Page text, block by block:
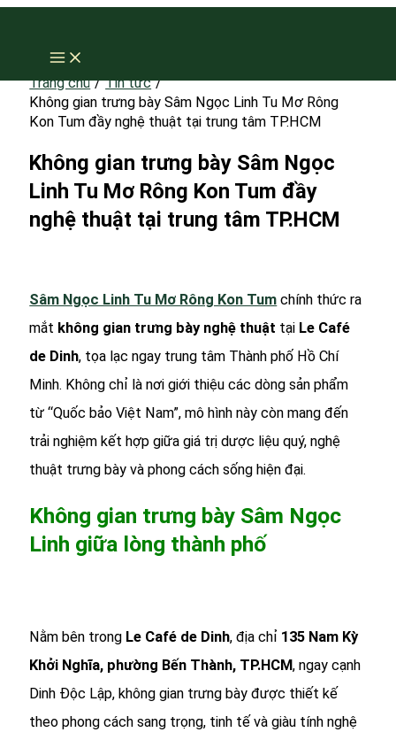
nội
dung
Trang chủ
Tin tức
Không gian trưng bày Sâm Ngọc Linh Tu Mơ Rông
Kon Tum đầy nghệ thuật tại trung tâm TP.HCM
Không gian trưng bày Sâm Ngọc
Linh Tu Mơ Rông Kon Tum đầy
nghệ thuật tại trung tâm TP.HCM
Sâm Ngọc Linh Tu Mơ Rông Kon Tum chính thức ra
mắt không gian trưng bày nghệ thuật tại Le Café
de Dinh, tọa lạc ngay trung tâm Thành phố Hồ Chí
Minh. Không chỉ là nơi giới thiệu các dòng sản phẩm
từ “Quốc bảo Việt Nam”, mô hình này còn mang đến
trải nghiệm kết hợp giữa giá trị dược liệu quý, nghệ
thuật trưng bày và phong cách sống hiện đại.
Không gian trưng bày Sâm Ngọc
Linh giữa lòng thành phố
Nằm bên trong Le Café de Dinh, địa chỉ 135 Nam Kỳ
Khởi Nghĩa, phường Bến Thành, TP.HCM, ngay cạnh
Dinh Độc Lập, không gian trưng bày được thiết kế
theo phong cách sang trọng, tinh tế và giàu tính nghệ